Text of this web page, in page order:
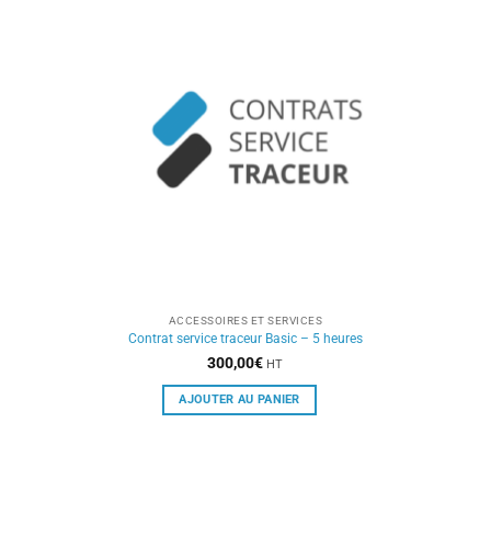
ACCESSOIRES ET SERVICES
Contrat service traceur Basic – 5 heures
300,00€ HT
AJOUTER AU PANIER